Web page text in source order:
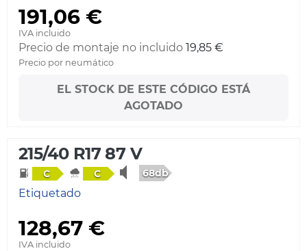
191,06 €
IVA incluido
Precio de montaje no incluido 19,85 €
Precio por neumático
EL STOCK DE ESTE CÓDIGO ESTÁ
AGOTADO
215/40 R17 87 V
C C 68db
Etiquetado
128,67 €
IVA incluido